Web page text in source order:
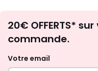
20€ OFFERTS*
commande.
Votre email